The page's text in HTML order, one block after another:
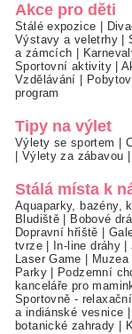
Akce pro děti
Stálé expozice
Výstavy a veletrhy|
a zámcích
Sportovní aktivity|
Vzdělávání
program
Tipy na výlet
Výlety se sportem
Výlety za zábavou
Stálá místa k
Aquaparky, bazény,
Bludiště
Bobové
Dopravní hřiště
tvrze| In-line dráhy |
Laser Game
Muzea|
Parky| Podzemní
kanceláře pro
Sportovně -
a indiánské vesnice
botanické zahrady